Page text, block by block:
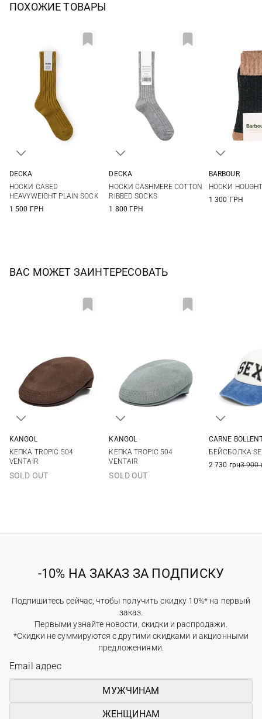
ПОХОЖИЕ ТОВАРЫ
DECKA
НОСКИ CASED
HEAVYWEIGHT PLAIN SOCK
1 500 ГРН
DECKA
НОСКИ CASHMERE COTTON
RIBBED SOCKS
1 800 ГРН
BARBOUR
НОСКИ
1 300 ГРН
ВАС МОЖЕТ ЗАИНТЕРЕСОВАТЬ
KANGOL
КЕПКА TROPIC 504
VENTAIR
SOLD OUT
KANGOL
КЕПКА TROPIC 504
VENTAIR
SOLD OUT
CARNE
БЕЙСБОЛКА
2 730 грн3 900
-10% НА ЗАКАЗ ЗА ПОДПИСКУ
Подпишитесь сейчас, чтобы получить скидку 10%* на первый
заказ.
Первыми узнайте новости, скидки и распродажи.
*Скидки не суммируются с другими скидками и акционными
предложениями.
МУЖЧИНАМ
ЖЕНЩИНАМ